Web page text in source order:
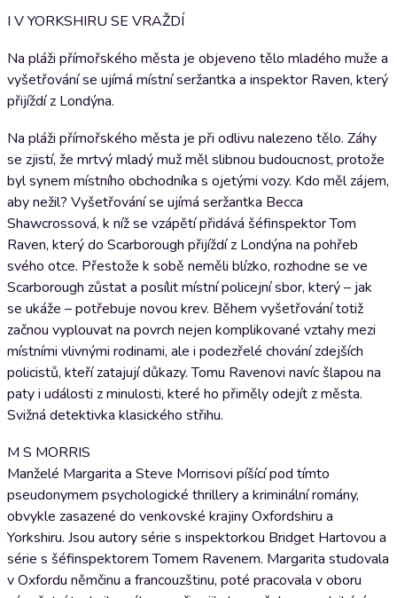
I V YORKSHIRU SE VRAŽDÍ
Na pláži přímořského města je objeveno tělo mladého muže a
vyšetřování se ujímá místní seržantka a inspektor Raven, který
přijíždí z Londýna.
Na pláži přímořského města je při odlivu nalezeno tělo. Záhy
se zjistí, že mrtvý mladý muž měl slibnou budoucnost, protože
byl synem místního obchodníka s ojetými vozy. Kdo měl zájem,
aby nežil? Vyšetřování se ujímá seržantka Becca
Shawcrossová, k níž se vzápětí přidává šéfinspektor Tom
Raven, který do Scarborough přijíždí z Londýna na pohřeb
svého otce. Přestože k sobě neměli blízko, rozhodne se ve
Scarborough zůstat a posílit místní policejní sbor, který – jak
se ukáže – potřebuje novou krev. Během vyšetřování totiž
začnou vyplouvat na povrch nejen komplikované vztahy mezi
místními vlivnými rodinami, ale i podezřelé chování zdejších
policistů, kteří zatajují důkazy. Tomu Ravenovi navíc šlapou na
paty i události z minulosti, které ho přiměly odejít z města.
Svižná detektivka klasického střihu.
M S MORRIS
Manželé Margarita a Steve Morrisovi píšící pod tímto
pseudonymem psychologické thrillery a kriminální romány,
obvykle zasazené do venkovské krajiny Oxfordshiru a
Yorkshiru. Jsou autory série s inspektorkou Bridget Hartovou a
série s šéfinspektorem Tomem Ravenem. Margarita studovala
v Oxfordu němčinu a francouzštinu, poté pracovala v oboru